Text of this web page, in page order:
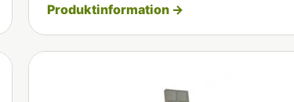
Produktinformation →